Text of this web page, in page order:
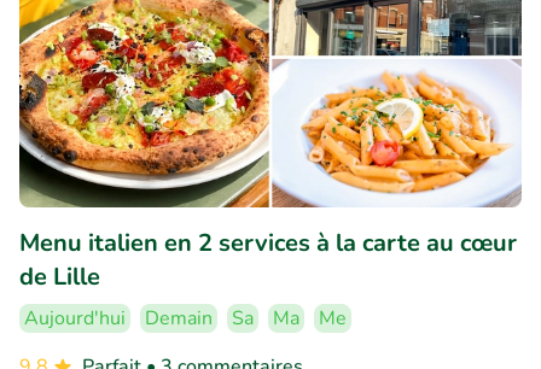
Menu italien en 2 services à la carte au cœur
de Lille
Aujourd'hui Demain Sa Ma
Me